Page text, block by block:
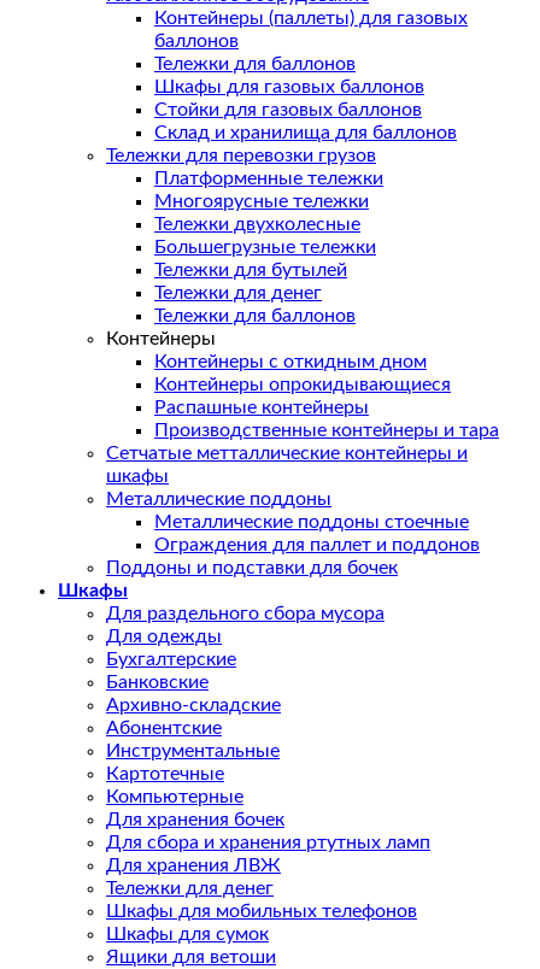
Контейнеры (паллеты) для газовых
баллонов
Тележки для баллонов
Шкафы для газовых баллонов
Стойки для газовых баллонов
Склад и хранилища для баллонов
Тележки для перевозки грузов
Платформенные тележки
Многоярусные тележки
Тележки двухколесные
Большегрузные тележки
Тележки для бутылей
Тележки для денег
Тележки для баллонов
Контейнеры
Контейнеры с откидным дном
Контейнеры опрокидывающиеся
Распашные контейнеры
Производственные контейнеры и тара
Сетчатые метталлические контейнеры и
шкафы
Металлические поддоны
Металлические поддоны стоечные
Ограждения для паллет и поддонов
Поддоны и подставки для бочек
Шкафы
Для раздельного сбора мусора
Для одежды
Бухгалтерские
Банковские
Архивно-складские
Абонентские
Инструментальные
Картотечные
Компьютерные
Для хранения бочек
Для сбора и хранения ртутных ламп
Для хранения ЛВЖ
Тележки для денег
Шкафы для мобильных телефонов
Шкафы для сумок
Ящики для ветоши